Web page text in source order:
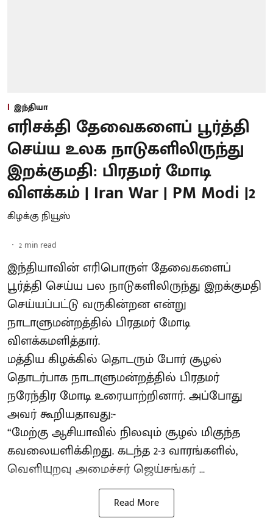
இந்தியா
எரிசக்தி தேவைகளைப் பூர்த்தி
செய்ய உலக நாடுகளிலிருந்து
இறக்குமதி: பிரதமர் மோடி
விளக்கம் | Iran War | PM Modi |2
கிழக்கு நியூஸ்
2 min read
இந்தியாவின் எரிபொருள் தேவைகளைப்
பூர்த்தி செய்ய பல நாடுகளிலிருந்து இறக்குமதி
செய்யப்பட்டு வருகின்றன என்று
நாடாளுமன்றத்தில் பிரதமர் மோடி
விளக்கமளித்தார்.
மத்திய கிழக்கில் தொடரும் போர் சூழல்
தொடர்பாக நாடாளுமன்றத்தில் பிரதமர்
நரேந்திர மோடி உரையாற்றினார். அப்போது
அவர் கூறியதாவது:-
“மேற்கு ஆசியாவில் நிலவும் சூழல் மிகுந்த
கவலையளிக்கிறது. கடந்த 2-3 வாரங்களில்,
வெளியுறவு அமைச்சர் ஜெய்சங்கர் ...
Read More